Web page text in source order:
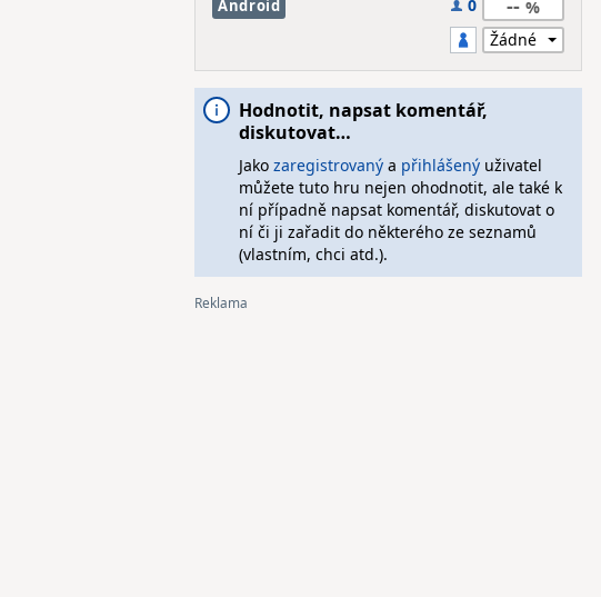
Android 0 --
Hodnotit, napsat komentář,
diskutovat…
Jako zaregistrovanýa přihlášenýuživatel
můžete tuto hru nejen ohodnotit, ale také k
ní případně napsat komentář, diskutovat o
ní či ji zařadit do některého ze seznamů
(vlastním, chci atd.).